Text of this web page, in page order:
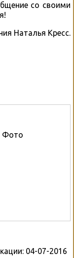
со своими
Наталья Кресс.
Фото
04-07-2016